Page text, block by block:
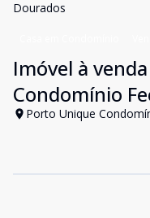
Dourados
Imóvel à
Condomínio
Porto Unique